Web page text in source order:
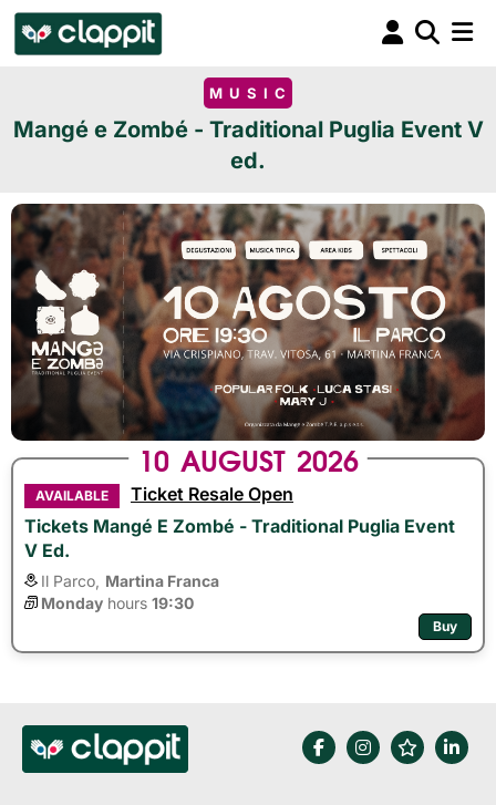
MUSIC
Mangé e Zombé - Traditional Puglia Event V
ed.
10 AUGUST 2026
AVAILABLE
Ticket Resale Open
Tickets Mangé E Zombé - Traditional Puglia Event
V Ed.
Il Parco, Martina Franca
Monday hours 19:30
Buy